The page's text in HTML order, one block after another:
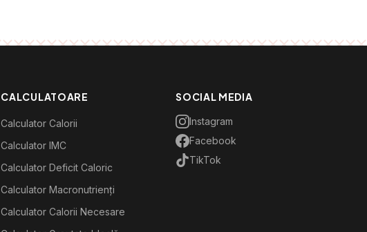
CALCULATOARE
Calculator Calorii
Calculator IMC
Calculator Deficit Caloric
Calculator Macronutrienți
Calculator Calorii Necesare
SOCIAL MEDIA
Instagram
Facebook
TikTok